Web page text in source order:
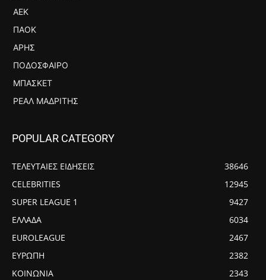
ΑΕΚ
ΠΑΟΚ
ΆΡΗΣ
ΠΟΔΌΣΦΑΙΡΟ
ΜΠΆΣΚΕΤ
ΡΕΆΛ ΜΑΔΡΊΤΗΣ
POPULAR CATEGORY
ΤΕΛΕΥΤΑΙΕΣ ΕΙΔΗΣΕΙΣ
38646
CELEBRITIES
12945
SUPER LEAGUE 1
9427
ΕΛΛΑΔΑ
6034
EUROLEAGUE
2467
ΕΥΡΩΠΗ
2382
ΚΟΙΝΩΝΙΑ
2343